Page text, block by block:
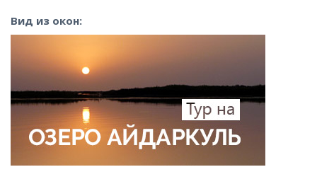
Вид из окон: